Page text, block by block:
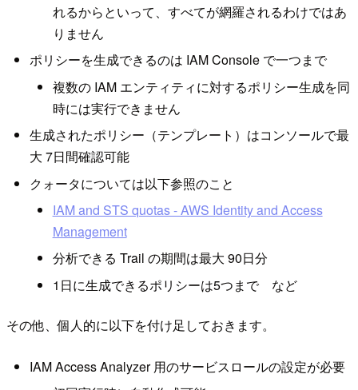
れるからといって、すべてが網羅されるわけではあ
りません
ポリシーを生成できるのは IAM Console で一つまで
複数の IAM エンティティに対するポリシー生成を同
時には実行できません
生成されたポリシー（テンプレート）はコンソールで最
大 7日間確認可能
クォータについては以下参照のこと
IAM and STS quotas - AWS Identity and Access
Management
分析できる Trail の期間は最大 90日分
1日に生成できるポリシーは5つまで など
その他、個人的に以下を付け足しておきます。
IAM Access Analyzer 用のサービスロールの設定が必要